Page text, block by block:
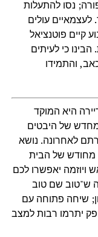
נסו להתעלות
עולים
קיים פוטנציאל
כי לעיתים
והתמידו
היא המוקד
של היבטים
לאחרונה. נושא
מחודש של הבית
ויוזמה יאפשרו לכם
ש"טוב שם טוב
שיחה פתוחה עם
יתרמו רבות למצב